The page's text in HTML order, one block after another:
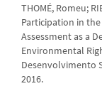
THOMÉ, Romeu;
Participation in
Assessment as a
Environmental
Desenvolvimento
2016.